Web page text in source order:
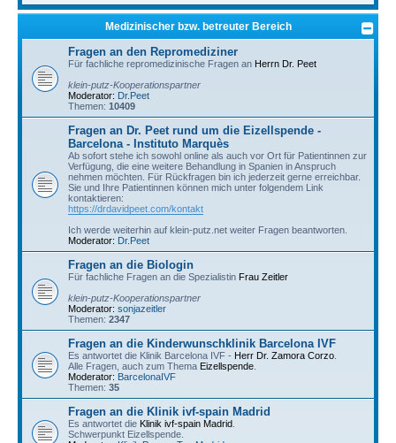
Medizinischer bzw. betreuter Bereich
Fragen an den Repromediziner
Für fachliche repromedizinische Fragen an Herrn Dr. Peet
klein-putz-Kooperationspartner
Moderator: Dr.Peet
Themen: 10409
Fragen an Dr. Peet rund um die Eizellspende -
Barcelona - Instituto Marquès
Ab sofort stehe ich sowohl online als auch vor Ort für Patientinnen zur
Verfügung, die eine weitere Behandlung in Spanien in Anspruch
nehmen möchten. Für Rückfragen bin ich jederzeit gerne erreichbar.
Sie und Ihre Patientinnen können mich unter folgendem Link
kontaktieren:
https://drdavidpeet.com/kontakt
Ich werde weiterhin auf klein-putz.net weiter Fragen beantworten.
Moderator: Dr.Peet
Fragen an die Biologin
Für fachliche Fragen an die Spezialistin Frau Zeitler
klein-putz-Kooperationspartner
Moderator: sonjazeitler
Themen: 2347
Fragen an die Kinderwunschklinik Barcelona IVF
Es antwortet die Klinik Barcelona IVF - Herr Dr. Zamora Corzo
Alle Fragen, auch zum Thema Eizellspende
Moderator: BarcelonaIVF
Themen: 35
Fragen an die Klinik ivf-spain Madrid
Es antwortet die Klinik ivf-spain Madrid
Schwerpunkt Eizellspende.